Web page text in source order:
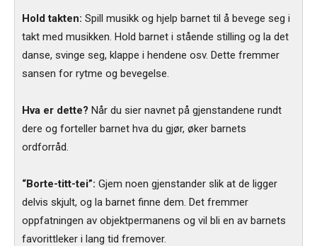
Hold takten: Spill musikk og hjelp barnet til å bevege seg i
takt med musikken. Hold barnet i stående stilling og la det
danse, svinge seg, klappe i hendene osv. Dette fremmer
sansen for rytme og bevegelse.
Hva er dette? Når du sier navnet på gjenstandene rundt
dere og forteller barnet hva du gjør, øker barnets
ordforråd.
“Borte-titt-tei”: Gjem noen gjenstander slik at de ligger
delvis skjult, og la barnet finne dem. Det fremmer
oppfatningen av objektpermanens og vil bli en av barnets
favorittleker i lang tid fremover.